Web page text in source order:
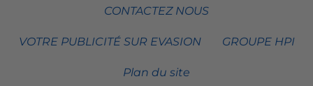
CONTACTEZ NOUS
VOTRE PUBLICITÉ SUR EVASION GROUPE HPI
Plan du site